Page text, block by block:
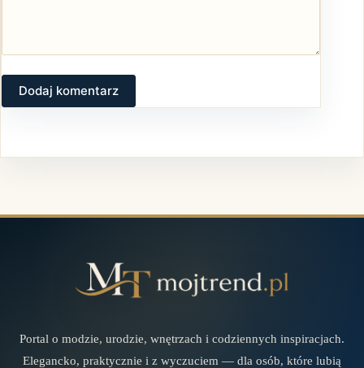
Dodaj komentarz
Portal o modzie, urodzie, wnętrzach i codziennych inspiracjach.
Elegancko, praktycznie i z wyczuciem — dla osób, które lubią